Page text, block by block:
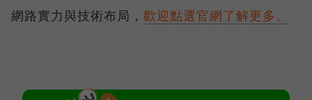
網路實力與技術布局， 歡迎點選官網了解更多。